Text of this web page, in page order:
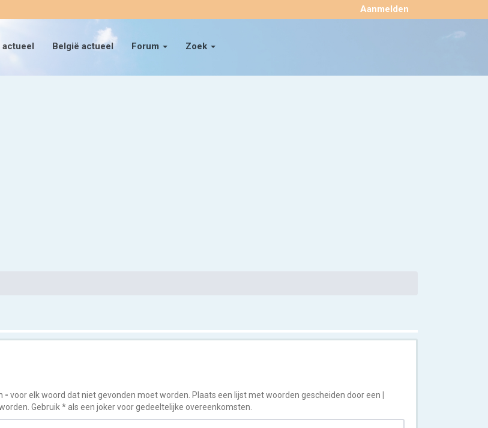
actueel België actueel Forum Zoek
Aanmelden ×
- voor elk woord dat niet gevonden moet worden. Plaats een lijst met woorden gescheiden door een
Gebruik * als een joker voor gedeeltelijke overeenkomsten.